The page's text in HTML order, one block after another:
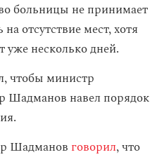
больницы не принимает
отсутствие мест, хотя
уже несколько дней.
чтобы министр
Шадманов навел порядок
Шадманов говорил, что